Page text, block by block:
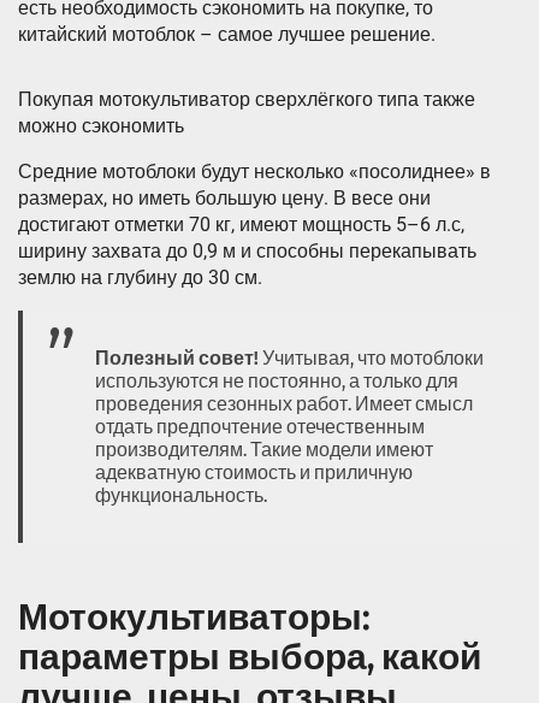
есть необходимость сэкономить на покупке, то
китайский мотоблок – самое лучшее решение.
Покупая мотокультиватор сверхлёгкого типа также
можно сэкономить
Средние мотоблоки будут несколько «посолиднее» в
размерах, но иметь большую цену. В весе они
достигают отметки 70 кг, имеют мощность 5–6 л.с,
ширину захвата до 0,9 м и способны перекапывать
землю на глубину до 30 см.
Полезный совет! Учитывая, что мотоблоки
используются не постоянно, а только для
проведения сезонных работ. Имеет смысл
отдать предпочтение отечественным
производителям. Такие модели имеют
адекватную стоимость и приличную
функциональность.
Мотокультиваторы:
параметры выбора, какой